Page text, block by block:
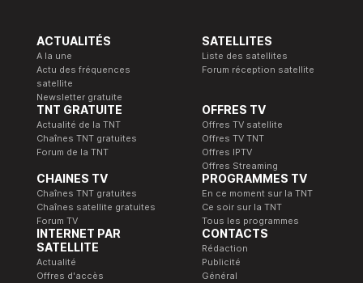
ACTUALITÉS
A la une
Actu des fréquences
satellite
Newsletter gratuite
SATELLITES
Liste des satellites
Forum réception satellite
TNT GRATUITE
Actualité de la TNT
Chaînes TNT gratuites
Forum de la TNT
OFFRES TV
Offres TV satellite
Offres TV TNT
Offres IPTV
Offres Streaming
CHAINES TV
Chaînes TNT gratuites
Chaînes satellite gratuites
Forum TV
PROGRAMMES TV
En ce moment sur la TNT
Ce soir sur la TNT
Tous les programmes
INTERNET PAR
SATELLITE
Actualité
Offres d'accès
CONTACTS
Rédaction
Publicité
Général